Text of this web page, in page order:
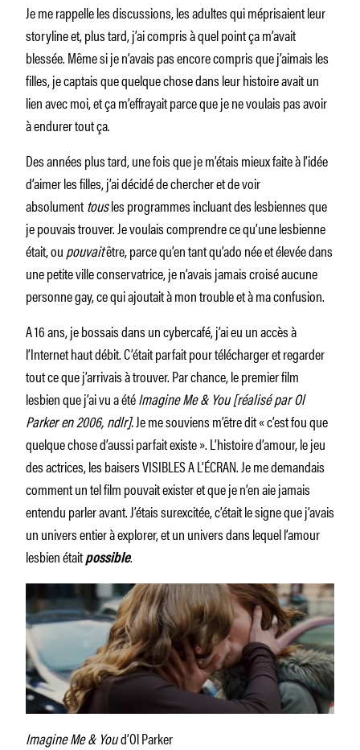
Je me rappelle les discussions, les adultes qui méprisaient leur
storyline et, plus tard, j’ai compris à quel point ça m’avait
blessée. Même si je n’avais pas encore compris que j’aimais les
filles, je captais que quelque chose dans leur histoire avait un
lien avec moi, et ça m’effrayait parce que je ne voulais pas avoir
à endurer tout ça.
Des années plus tard, une fois que je m’étais mieux faite à l’idée
d’aimer les filles, j’ai décidé de chercher et de voir
absolumenttousles programmes incluant des lesbiennes que
je pouvais trouver. Je voulais comprendre ce qu’une lesbienne
était, oupouvaitêtre, parce qu’en tant qu’ado née et élevée dans
une petite ville conservatrice, je n’avais jamais croisé aucune
personne gay, ce qui ajoutait à mon trouble et à ma confusion.
A 16 ans, je bossais dans un cybercafé, j’ai eu un accès à
l’Internet haut débit. C’était parfait pour télécharger et regarder
tout ce que j’arrivais à trouver. Par chance, le premier film
lesbien que j’ai vu a étéImagine Me & You [réalisé par Ol
Parker en 2006, ndlr].Je me souviens m’être dit « c’est fou que
quelque chose d’aussi parfait existe ». L’histoire d’amour, le jeu
des actrices, les baisers VISIBLES A L’ÉCRAN. Je me demandais
comment un tel film pouvait exister et que je n’en aie jamais
entendu parler avant. J’étais surexcitée, c’était le signe que j’avais
un univers entier à explorer, et un univers dans lequel l’amour
lesbien étaitpossible.
Imagine Me & Youd’Ol Parker